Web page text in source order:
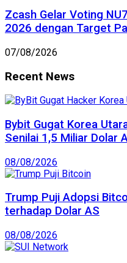
Zcash Gelar Voting
2026 dengan Target
07/08/2026
Recent News
Bybit Gugat Korea
Senilai 1,5 Miliar Dolar
08/08/2026
Trump Puji Adopsi
terhadap Dolar AS
08/08/2026